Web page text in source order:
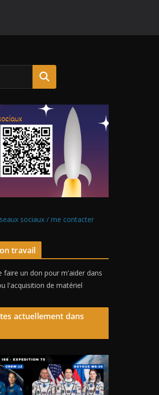
sociaux / me contacter
travail
faire un don pour m'aider dans
l'acquisition de matériel
actuellement dans